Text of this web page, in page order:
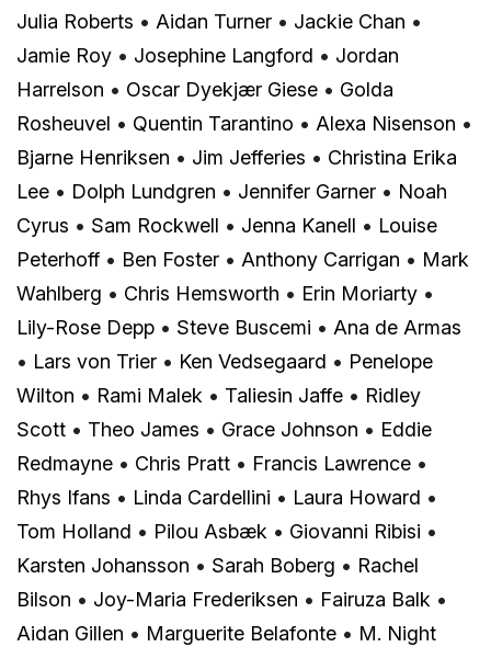
Julia Roberts • Aidan Turner • Jackie Chan •
Jamie Roy • Josephine Langford • Jordan
Harrelson • Oscar Dyekjær Giese • Golda
Rosheuvel • Quentin Tarantino • Alexa Nisenson •
Bjarne Henriksen • Jim Jefferies • Christina Erika
Lee • Dolph Lundgren • Jennifer Garner • Noah
Cyrus • Sam Rockwell • Jenna Kanell • Louise
Peterhoff • Ben Foster • Anthony Carrigan • Mark
Wahlberg • Chris Hemsworth • Erin Moriarty •
Lily-Rose Depp • Steve Buscemi • Ana de Armas
• Lars von Trier • Ken Vedsegaard • Penelope
Wilton • Rami Malek • Taliesin Jaffe • Ridley
Scott • Theo James • Grace Johnson • Eddie
Redmayne • Chris Pratt • Francis Lawrence •
Rhys Ifans • Linda Cardellini • Laura Howard •
Tom Holland • Pilou Asbæk • Giovanni Ribisi •
Karsten Johansson • Sarah Boberg • Rachel
Bilson • Joy-Maria Frederiksen • Fairuza Balk •
Aidan Gillen • Marguerite Belafonte • M. Night